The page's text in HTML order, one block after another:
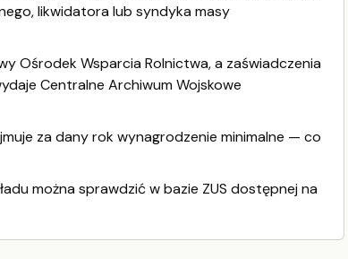
likwidatora lub syndyka masy
Ośrodek Wsparcia Rolnictwa, a zaświadczenia
Centralne Archiwum Wojskowe
za dany rok wynagrodzenie minimalne — co
można sprawdzić w bazie ZUS dostępnej na